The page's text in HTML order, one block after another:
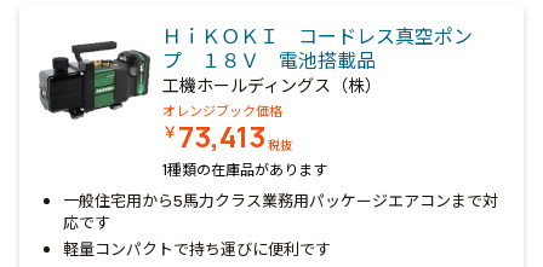
ＨｉＫＯＫＩ コードレス真空ポン
プ １８Ｖ 電池搭載品
工機ホールディングス（株）
オレンジブック価格
￥73,413 税抜
1種類の在庫品があります
一般住宅用から5馬力クラス業務用パッケージエアコンまで対
応です
軽量コンパクトで持ち運びに便利です